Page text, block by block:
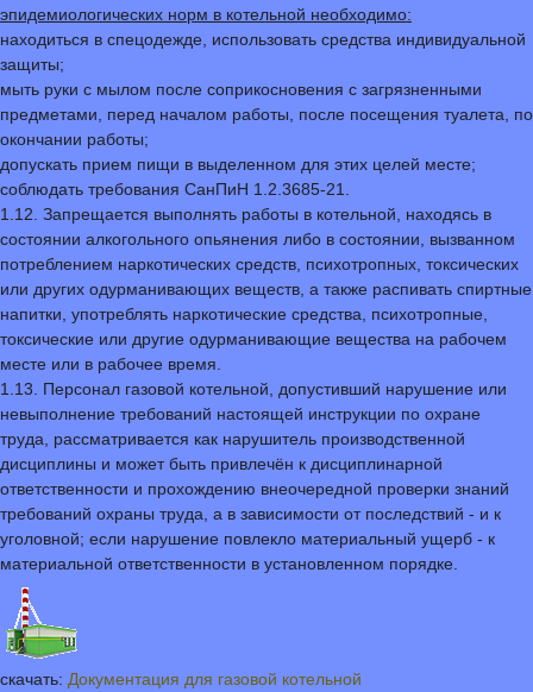
эпидемиологических норм в котельной необходимо:
находиться в спецодежде, использовать средства индивидуальной
защиты;
мыть руки с мылом после соприкосновения с загрязненными
предметами, перед началом работы, после посещения туалета, по
окончании работы;
допускать прием пищи в выделенном для этих целей месте;
соблюдать требования СанПиН 1.2.3685-21.
1.12. Запрещается выполнять работы в котельной, находясь в
состоянии алкогольного опьянения либо в состоянии, вызванном
потреблением наркотических средств, психотропных, токсических
или других одурманивающих веществ, а также распивать спиртные
напитки, употреблять наркотические средства, психотропные,
токсические или другие одурманивающие вещества на рабочем
месте или в рабочее время.
1.13. Персонал газовой котельной, допустивший нарушение или
невыполнение требований настоящей инструкции по охране
труда, рассматривается как нарушитель производственной
дисциплины и может быть привлечён к дисциплинарной
ответственности и прохождению внеочередной проверки знаний
требований охраны труда, а в зависимости от последствий - и к
уголовной; если нарушение повлекло материальный ущерб - к
материальной ответственности в установленном порядке.
скачать: Документация для газовой котельной